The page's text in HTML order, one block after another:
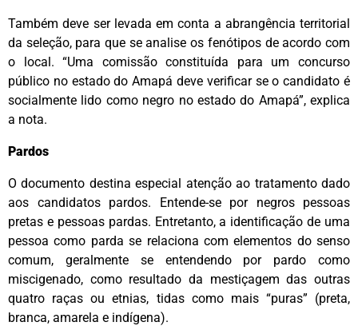
Também deve ser levada em conta a abrangência territorial
da seleção, para que se analise os fenótipos de acordo com
o local. “Uma comissão constituída para um concurso
público no estado do Amapá deve verificar se o candidato é
socialmente lido como negro no estado do Amapá”, explica
a nota.
Pardos
O documento destina especial atenção ao tratamento dado
aos candidatos pardos. Entende-se por negros pessoas
pretas e pessoas pardas. Entretanto, a identificação de uma
pessoa como parda se relaciona com elementos do senso
comum, geralmente se entendendo por pardo como
miscigenado, como resultado da mestiçagem das outras
quatro raças ou etnias, tidas como mais “puras” (preta,
branca, amarela e indígena).